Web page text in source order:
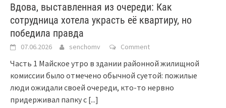
Вдова, выставленная из очереди: Как
сотрудница хотела украсть её квартиру, но
победила правда
07.06.2026 senchomv Comment
Часть 1 Майское утро в здании районной жилищной
комиссии было отмечено обычной суетой: пожилые
люди ожидали своей очереди, кто-то нервно
придерживал папку с [...]